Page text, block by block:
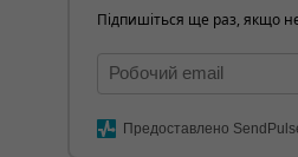
Підпишіться ще раз, якщо
Предоставлено